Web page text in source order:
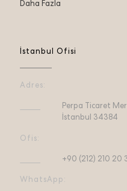
Daha Fazla
İstanbul Ofisi
Adres:
Perpa Ticaret
İstanbul 34384
Ofis:
+90 (212) 210 20
WhatsApp: